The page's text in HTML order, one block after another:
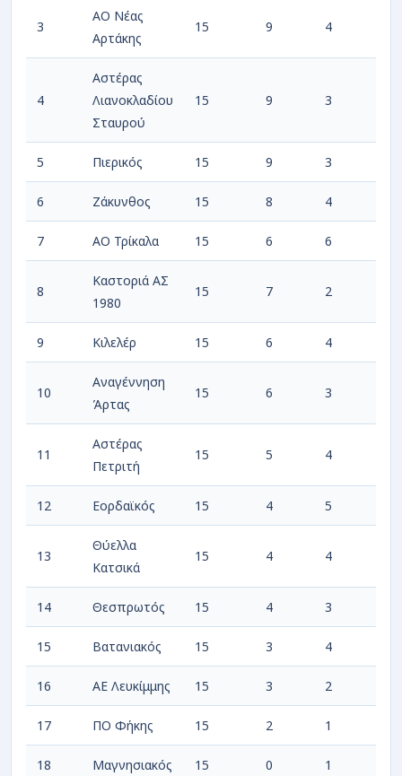
3
ΑΟ Νέας
Αρτάκης
15 9 4
4
Αστέρας
Λιανοκλαδίου
Σταυρού
15 9 3
5 Πιερικός 15 9 3
6 Ζάκυνθος 15 8 4
7 ΑΟ Τρίκαλα 15 6 6
8
Καστοριά ΑΣ
1980
15 7 2
9 Κιλελέρ 15 6 4
10
Αναγέννηση
Άρτας
15 6 3
11
Αστέρας
Πετριτή
15 5 4
12 Εορδαϊκός 15 4 5
13
Θύελλα
Κατσικά
15 4 4
14 Θεσπρωτός 15 4 3
15 Βατανιακός 15 3 4
16 ΑΕ Λευκίμμης 15 3 2
17 ΠΟ Φήκης 15 2 1
18 Μαγνησιακός 15 0 1